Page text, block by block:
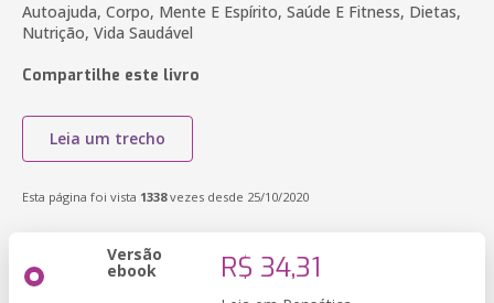
Autoajuda, Corpo, Mente E Espírito, Saúde E Fitness, Dietas,
Nutrição, Vida Saudável
Compartilhe este livro
Leia um trecho
Esta página foi vista 1338vezes desde 25/10/2020
Versão
ebook R$ 34,31